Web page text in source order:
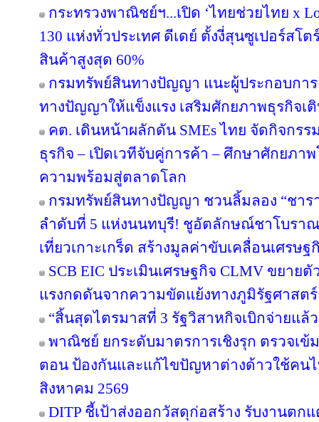
กระทรวงพาณิชย์ฯ...เปิด ‘ไทยช่วยไทย x
130 แห่งทั่วประเทศ ดีเดย์ ตั้งงี่สุนซูเปอร์สโ
สินค้าสูงสุด 60%
กรมทรัพย์สินทางปัญญา แนะผู้ประกอบกา
ทางปัญญาให้แข็งแรง เสริมศักยภาพธุรกิจเ
คต. เดินหน้าผลักดัน SMEs ไทย จัดกิจกรร
ธุรกิจ – เปิดเวทีจับคู่การค้า – ศึกษาศักยภา
ความพร้อมสู่ตลาดโลก
กรมทรัพย์สินทางปัญญา ชวนลิ้มลอง “ชารา
ลำดับที่ 5 แห่งนนทบุรี! ชูอัตลักษณ์ชาโบรา
เที่ยวเกาะเกร็ด สร้างมูลค่าขับเคลื่อนเศรษ
SCB EIC ประเมินเศรษฐกิจ CLMV ขยาย
แรงกดดันจากความขัดแย้งทางภูมิรัฐศาสต
“สิ้นสุดไตรมาสที่ 3 รัฐวิสาหกิจเบิกจ่ายแล้
พาณิชย์ ยกระดับมาตรการเชิงรุก ตรวจเ
ตอน ป้องกันและแก้ไขปัญหาต่างด้าวใช้คนไ
สิงหาคม 2569
DITP ชี้เป้าส่งออกวัสดุก่อสร้าง รับงานตก